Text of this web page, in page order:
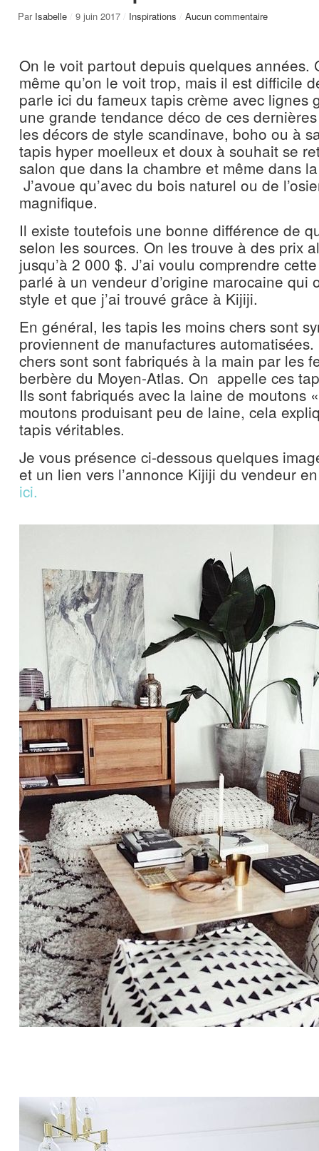
Par Isabelle / 9 juin 2017 / Inspirations / Aucun commentaire
On le voit partout depuis quelques années.
même qu’on le voit trop, mais il est difficile
parle ici du fameux tapis crème avec lignes
une grande tendance déco de ces
les décors de style scandinave, boho ou à
tapis hyper moelleux et doux à souhait se
salon que dans la chambre et même dans
J’avoue qu’avec du bois naturel ou de
magnifique.
Il existe toutefois une bonne différence de
selon les sources. On les trouve à des prix
jusqu’à 2 000 $. J’ai voulu comprendre
parlé à un vendeur d’origine marocaine qui
style et que j’ai trouvé grâce à Kijiji.
En général, les tapis les moins chers sont
proviennent de manufactures
chers sont sont fabriqués à la main par les
berbère du Moyen-Atlas. On appelle ces
Ils sont fabriqués avec la laine de moutons
moutons produisant peu de laine, cela
tapis véritables.
Je vous présence ci-dessous quelques
et un lien vers l’annonce Kijiji du vendeur
ici.